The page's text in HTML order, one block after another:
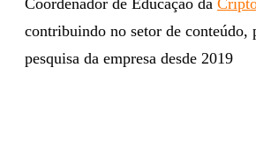
contribuindo no setor de conteúdo,
pesquisa da empresa desde 2019